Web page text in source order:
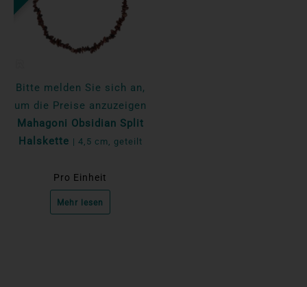
Bitte melden Sie sich an,
um die Preise anzuzeigen
Mahagoni Obsidian Split
Halskette | 4,5 cm, geteilt
Pro Einheit
Mehr lesen